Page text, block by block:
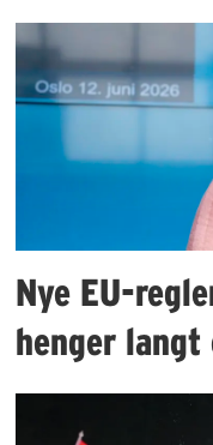
Nye EU-
henger